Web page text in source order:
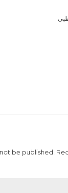
be published.